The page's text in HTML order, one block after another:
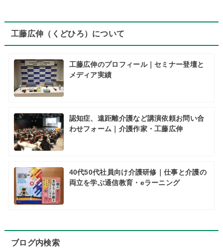
工藤広伸（くどひろ）について
工藤広伸のプロフィール｜セミナー登壇と
メディア実績
認知症、遠距離介護など講演依頼お問い合
わせフォーム｜介護作家・工藤広伸
40代50代社員向け介護研修｜仕事と介護の
両立を学ぶ通信教育・eラーニング
ブログ内検索